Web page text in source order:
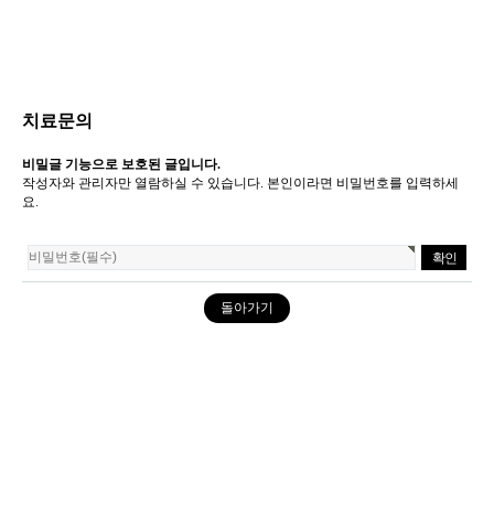
치료문의
비밀글 기능으로 보호된 글입니다.
작성자와 관리자만 열람하실 수 있습니다. 본인이라면 비밀번호를 입력하세
요.
돌아가기